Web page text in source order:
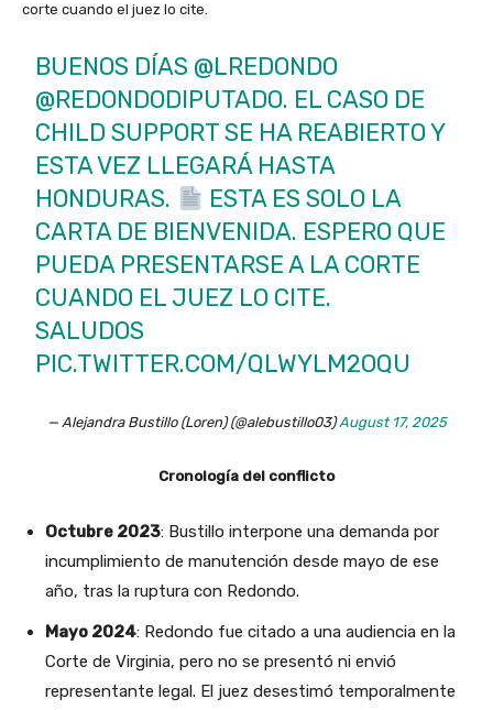
corte cuando el juez lo cite.
BUENOS DÍAS @LREDONDO
@REDONDODIPUTADO. EL CASO DE
CHILD SUPPORT SE HA REABIERTO Y
ESTA VEZ LLEGARÁ HASTA
HONDURAS.
ESTA ES SOLO LA
CARTA DE BIENVENIDA. ESPERO QUE
PUEDA PRESENTARSE A LA CORTE
CUANDO EL JUEZ LO CITE.
SALUDOS
PIC.TWITTER.COM/QLWYLM2OQU
— Alejandra Bustillo (Loren) (@alebustillo03)August 17, 2025
Cronología del conflicto
Octubre 2023: Bustillo interpone una demanda por
incumplimiento de manutención desde mayo de ese
año, tras la ruptura con Redondo.
Mayo 2024: Redondo fue citado a una audiencia en la
Corte de Virginia, pero no se presentó ni envió
representante legal. El juez desestimó temporalmente